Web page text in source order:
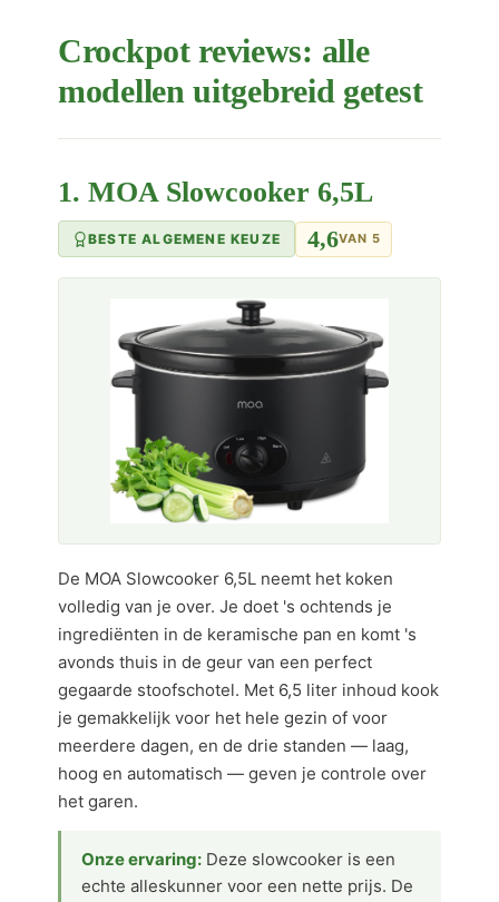
Crockpot reviews: alle
modellen uitgebreid getest
1. MOA Slowcooker 6,5L
BESTE ALGEMENE KEUZE 4,6VAN 5
De MOA Slowcooker 6,5L neemt het koken
volledig van je over. Je doet 's ochtends je
ingrediënten in de keramische pan en komt 's
avonds thuis in de geur van een perfect
gegaarde stoofschotel. Met 6,5 liter inhoud kook
je gemakkelijk voor het hele gezin of voor
meerdere dagen, en de drie standen — laag,
hoog en automatisch — geven je controle over
het garen.
Onze ervaring: Deze slowcooker is een
echte alleskunner voor een nette prijs. De